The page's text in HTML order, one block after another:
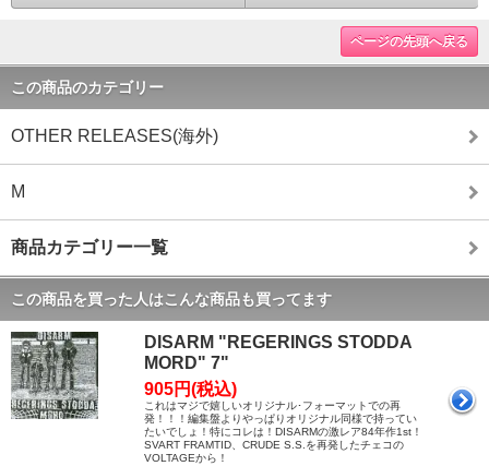
ページの先頭へ戻る
この商品のカテゴリー
OTHER RELEASES(海外)
M
商品カテゴリー一覧
この商品を買った人はこんな商品も買ってます
DISARM "REGERINGS STODDA
MORD" 7"
905円(税込)
これはマジで嬉しいオリジナル･フォーマットでの再
発！！！編集盤よりやっぱりオリジナル同様で持ってい
たいでしょ！特にコレは！DISARMの激レア84年作1st！
SVART FRAMTID、CRUDE S.S.を再発したチェコの
VOLTAGEから！